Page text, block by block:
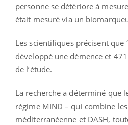
personne se détériore à
était mesuré via un
Les scientifiques précisent
développé une démence et
de l’étude.
La recherche a déterminé que
régime MIND – qui combine
méditerranéenne et DASH,